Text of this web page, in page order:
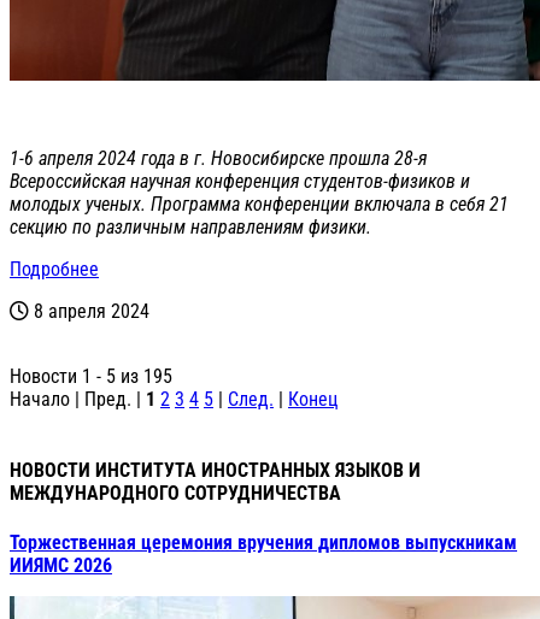
1-6 апреля 2024 года в г. Новосибирске прошла 28-я
Всероссийская научная конференция студентов-физиков и
молодых ученых. Программа конференции включала в себя 21
секцию по различным направлениям физики.
Подробнее
8 апреля 2024
Новости 1 - 5 из 195
Начало | Пред. | 1 2 3 4 5 | След. | Конец
НОВОСТИ ИНСТИТУТА ИНОСТРАННЫХ ЯЗЫКОВ И
МЕЖДУНАРОДНОГО СОТРУДНИЧЕСТВА
Торжественная церемония вручения дипломов выпускникам
ИИЯМС 2026